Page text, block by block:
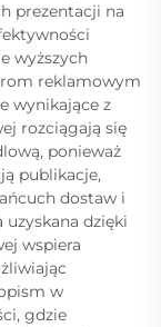
prezentacji na
wyższych
reklamowym
wynikające z
rozciągają się
ponieważ
publikacje,
dostaw i
dzięki
wspiera
w
gdzie